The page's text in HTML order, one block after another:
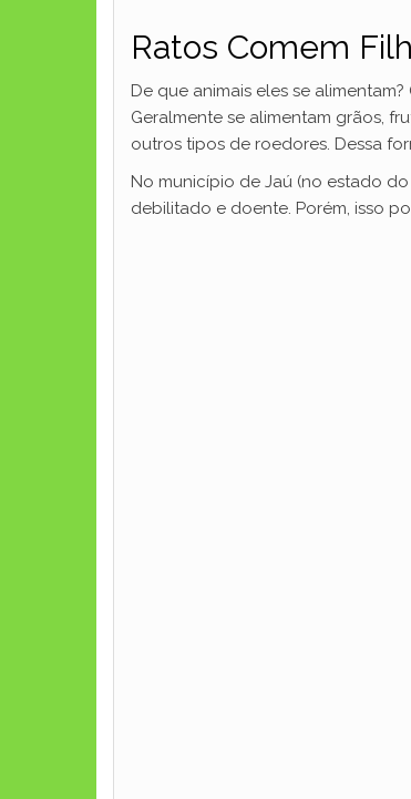
Ratos Comem
De que animais eles se
Geralmente se alimentam grãos,
outros tipos de roedores. Dessa
No município de Jaú (no estado
debilitado e doente. Porém, isso